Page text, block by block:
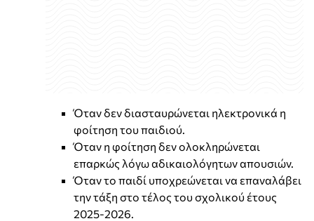
Όταν δεν διασταυρώνεται ηλεκτρονικά η
φοίτηση του παιδιού.
Όταν η φοίτηση δεν ολοκληρώνεται
επαρκώς λόγω αδικαιολόγητων απουσιών.
Όταν το παιδί υποχρεώνεται να επαναλάβει
την τάξη στο τέλος του σχολικού έτους
2025-2026.